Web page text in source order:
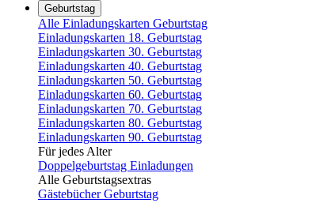
Geburtstag
Alle Einladungskarten Geburtstag
Einladungskarten 18. Geburtstag
Einladungskarten 30. Geburtstag
Einladungskarten 40. Geburtstag
Einladungskarten 50. Geburtstag
Einladungskarten 60. Geburtstag
Einladungskarten 70. Geburtstag
Einladungskarten 80. Geburtstag
Einladungskarten 90. Geburtstag
Für jedes Alter
Doppelgeburtstag Einladungen
Alle Geburtstagsextras
Gästebücher Geburtstag